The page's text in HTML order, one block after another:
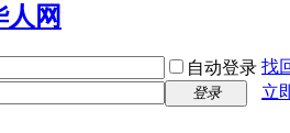
自动登录 找
登录
立